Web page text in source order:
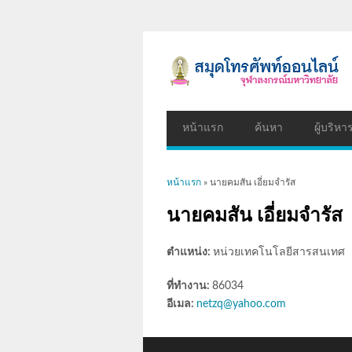
หน้าแรก ค้นหา ผู้บริหาร
คุณอยู่ที่นี่
หน้าแรก » นายคมสัน เอี่ยมจำรัส
นายคมสัน เอี่ยมจำรัส
ตำแหน่ง: หน่วยเทคโนโลยีสารสนเทศ
ที่ทำงาน: 86034
อีเมล: netzq@yahoo.com